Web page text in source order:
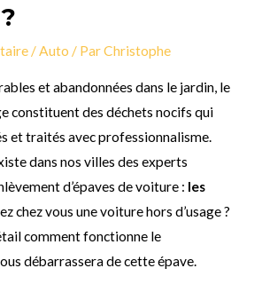
/Auto / ParChristophe
et abandonnées dans le jardin, le
constituent des déchets nocifs qui
et traités avec professionnalisme.
dans nos villes des experts
d’épaves de voiture : les
chez vous une voiture hors d’usage ?
comment fonctionne le
débarrassera de cette épave.